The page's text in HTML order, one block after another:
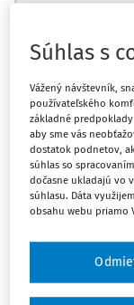
Ups,
Celý
Súhlas s
Vážený návštevník,
používateľského
základné
aby sme vás
dostatok podnetov,
súhlas so
dočasne ukladajú vo
súhlasu. Dáta
obsahu webu priamo